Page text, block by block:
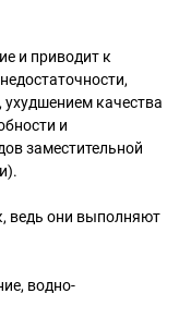
и приводит к
качества
и
заместительной
ведь они выполняют
водно-